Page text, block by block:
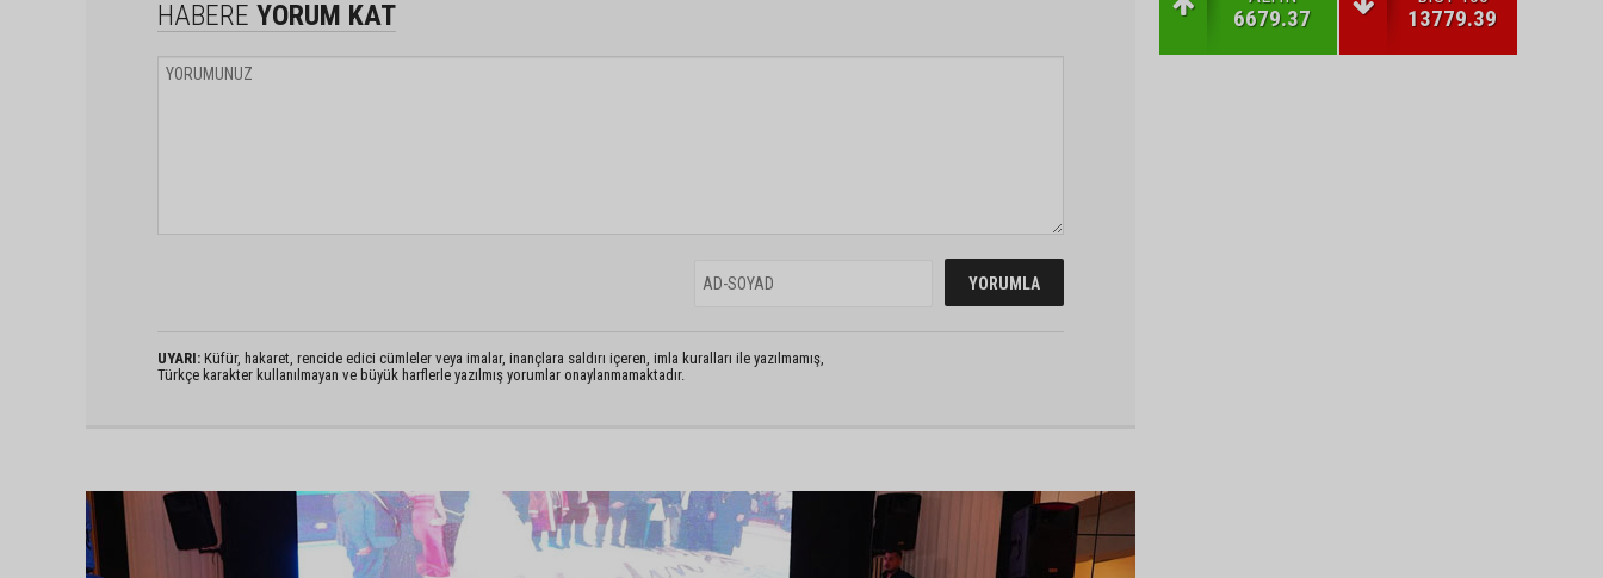
HABERE YORUM KAT
UYARI: Küfür, hakaret, rencide edici cümleler veya imalar, inançlara saldırı içeren, imla kuralları ile yazılmamış,
Türkçe karakter kullanılmayan ve büyük harflerle yazılmış yorumlar onaylanmamaktadır.
6679.37 13779.39